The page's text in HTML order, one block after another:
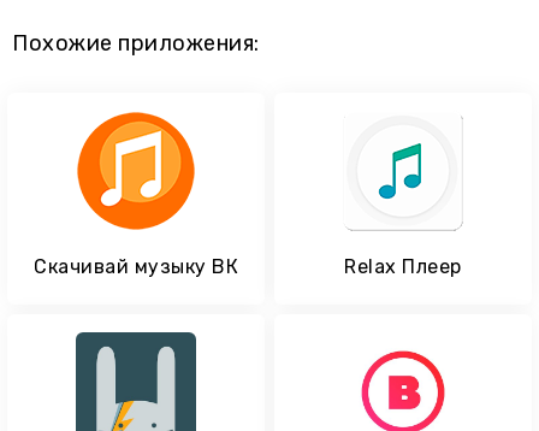
Похожие приложения:
Скачивай музыку ВК Relax Плеер